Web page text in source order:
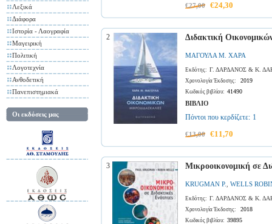
Λεξικά
Διάφορα
Ιστορία - Λαογραφία
Μαγειρική
Πολιτική
Λογοτεχνία
Ανθοδετική
Πανεπιστημιακά
Οι εκδόσεις μας
€27,00 €24,30
2 Διδακτική
ΜΑΓΟΥΛΑ Μ. ΧΑΡΑ
Εκδότης: Γ. ΔΑΡΔΑΝΟΣ & Κ.
Χρονολογία Έκδοσης: 2019
Κωδικός βιβλίου: 41490
ΒΙΒΛΙΟ
Πόντοι που κερδίζετε: 1
€13,00 €11,70
3 Μικροοικονομική σε
KRUGMAN P. WELLS
Εκδότης: Γ. ΔΑΡΔΑΝΟΣ & Κ.
Χρονολογία Έκδοσης: 2018
Κωδικός βιβλίου: 39895